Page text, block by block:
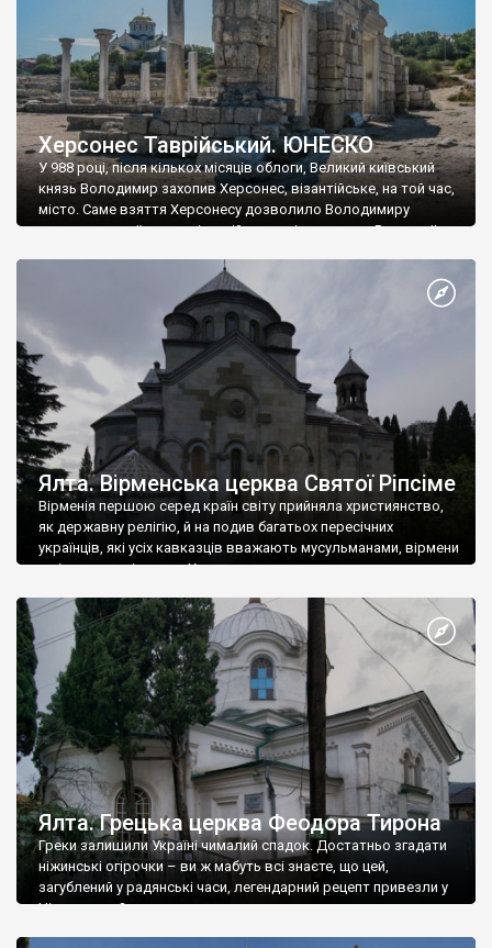
Херсонес Таврійський. ЮНЕСКО
У 988 році, після кількох місяців облоги, Великий київський
князь Володимир захопив Херсонес, візантійське, на той час,
місто. Саме взяття Херсонесу дозволило Володимиру
диктувати свої умови візантійському імператору Василю ІІ, та
Херсонесі Володимир-язичник, став Василем-християнином.
А потім було Хрещення Русі. На честь Херсонесу Таврійського
Ялта. Вірменська церква Святої Ріпсіме
Вірменія першою серед країн світу прийняла християнство,
як державну релігію, й на подив багатьох пересічних
українців, які усіх кавказців вважають мусульманами, вірмени
є відданими вірянами Христа
Ялта. Грецька церква Феодора Тирона
Греки залишили Україні чималий спадок. Достатньо згадати
ніжинські огірочки – ви ж мабуть всі знаєте, що цей,
загублений у радянські часи, легендарний рецепт привезли у
Ніжин греки?